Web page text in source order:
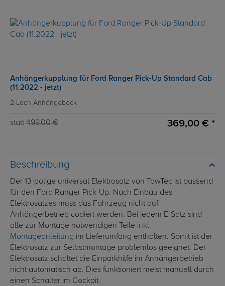
Anhängerkupplung für Ford Ranger Pick-Up Standard Cab
(11.2022 - jetzt)
2-Loch Anhängebock
statt 499,00 € 369,00 € *
Beschreibung
Der 13-polige universal Elektrosatz von TowTec ist passend
für den Ford Ranger Pick-Up. Nach Einbau des
Elektrosatzes muss das Fahrzeug nicht auf
Anhängerbetrieb codiert werden. Bei jedem E-Satz sind
alle zur Montage notwendigen Teile inkl.
Montageanleitung im Lieferumfang enthalten. Somit ist der
Elektrosatz zur Selbstmontage problemlos geeignet. Der
Elektrosatz schaltet die Einparkhilfe im Anhängerbetrieb
nicht automatisch ab. Dies funktioniert meist manuell durch
einen Schalter im Cockpit.